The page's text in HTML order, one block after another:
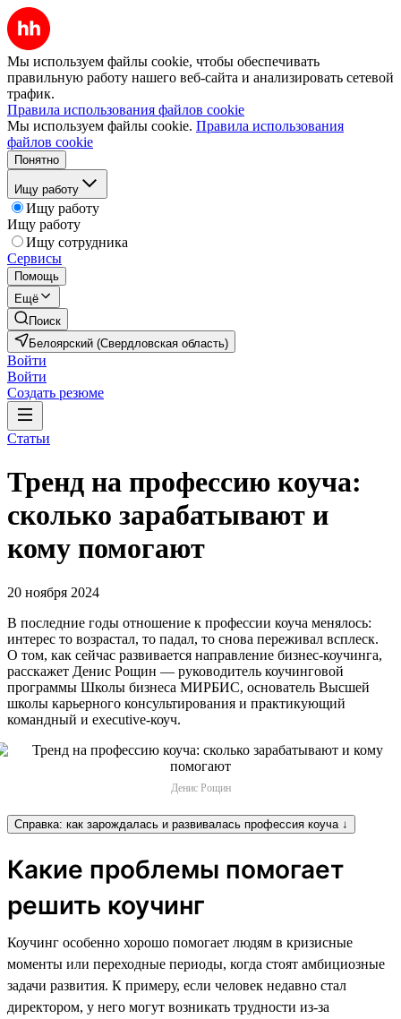
Мы используем файлы cookie, чтобы обеспечивать
правильную работу нашего веб-сайта и анализировать сетевой
трафик.
Правила использования файлов cookie
Мы используем файлы cookie. Правила использования
файлов cookie
Понятно
Ищу работу
Ищу работу
Ищу работу
Ищу сотрудника
Сервисы
Помощь
Ещё
Поиск
Белоярский (Свердловская область)
Войти
Войти
Создать резюме
Статьи
Тренд на профессию коуча:
сколько зарабатывают и
кому помогают
20 ноября 2024
В последние годы отношение к профессии коуча менялось:
интерес то возрастал, то падал, то снова переживал всплеск.
О том, как сейчас развивается направление бизнес-коучинга,
расскажет Денис Рощин — руководитель коучинговой
программы Школы бизнеса МИРБИС, основатель Высшей
школы карьерного консультирования и практикующий
командный и executive-коуч.
Денис Рощин
Справка: как зарождалась и развивалась профессия коуча ↓
Какие проблемы помогает
решить коучинг
Коучинг особенно хорошо помогает людям в кризисные
моменты или переходные периоды, когда стоят амбициозные
задачи развития. К примеру, если человек недавно стал
директором, у него могут возникать трудности из-за